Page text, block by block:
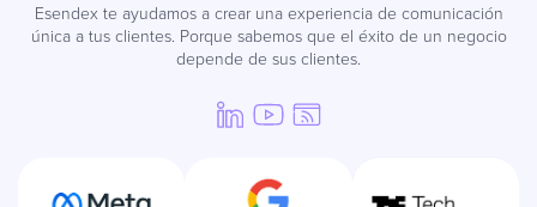
Esendex te ayudamos a crear una experiencia de comunicación
única a tus clientes. Porque sabemos que el éxito de un negocio
depende de sus clientes.